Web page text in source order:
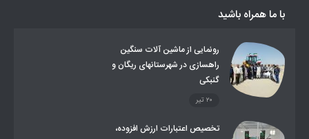
روند ساماندهی عشایر داوطلب اسکان
تشکیلات اداری
با ما همراه باشید
رونمایی از ماشین آلات سنگین
راهسازی در شهرستانهای ریگان و
گنبکی
۲۰ تیر
تخصیص اعتبارات ارزش افزوده،